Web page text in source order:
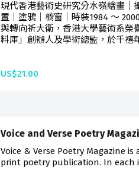
現代香港藝術史研究分水嶺繪畫｜
置｜塗鴉｜櫥窗｜時裝1984 ～
與轉向祈大衛，香港大學藝術系榮
料庫」創辦人及學術總監，於千禧
US$21.00
Voice and Verse Poetry
Voice & Verse Poetry Magazine
print poetry publication. In each